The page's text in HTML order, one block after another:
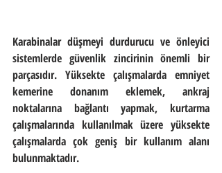
Karabinalar düşmeyi durdurucu ve önleyici
sistemlerde güvenlik zincirinin önemli bir
parçasıdır. Yüksekte çalışmalarda emniyet
kemerine donanım eklemek, ankraj
noktalarına bağlantı yapmak, kurtarma
çalışmalarında kullanılmak üzere yüksekte
çalışmalarda çok geniş bir kullanım alanı
bulunmaktadır.